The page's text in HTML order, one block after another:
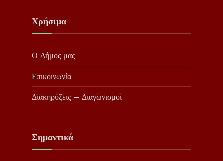
Χρήσιμα
Ο Δήμος μας
Επικοινωνία
Διακηρύξεις – Διαγωνισμοί
Σημαντικά